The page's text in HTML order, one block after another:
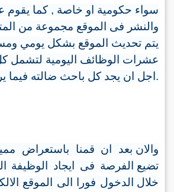
سواء حكومية او خاصة , كما يقوم
والنشر فى الموقع مجموعة من
يتم تحديث الموقع بشكل يومي
عشرات الوظائف اليومية لتشمل
اجل ان يجد كل باحث ضالته فيما .
والان بعد ان قمنا باستعراض
تضيع الفرصة فى ايجاد الوظيفة
خلال الدخول فورا الى الموقع